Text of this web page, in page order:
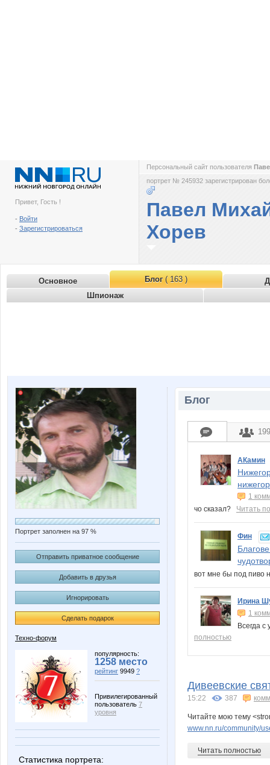
Привет, Гость !
- Войти
- Зарегистрироваться
Персональный сайт пользователя
портрет № 245932 зарегистрирован
Павел
Хорев
Основное Блог( 163 )
Шпионаж
Портрет заполнен на 97 %
Отправить приватное сообщение
Добавить в друзья
Игнорировать
Сделать подарок
Техно-форум
популярность:
1258 место
рейтинг 9949 ?
Привилегированный
пользователь 7
уровня
Статистика портрета:
Блог
199
АКамин
1
чо сказал? Читать
Фин
вот мне бы под
Ирина
1
Всегда
полностью
Дивеевские
15:22 387
Читайте мою тему
www.nn.ru/community/
Читать полностью